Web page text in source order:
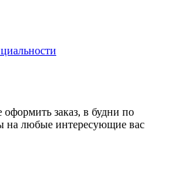
заказ, в будни по
на любые интересующие вас